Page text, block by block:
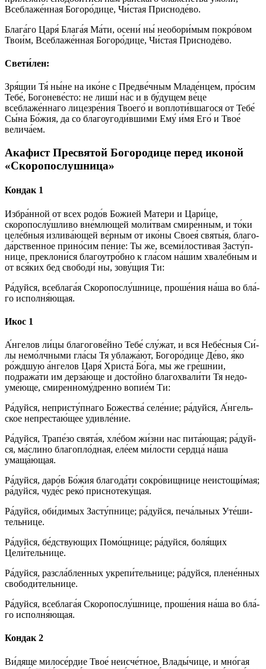
Всеблаже́нная Богоро́дице, Чи́стая Присноде́во.
Блага́го Царя́ Блага́я Ма́ти, осени́ ны́ необори́мым покро́вом
Твои́м, Всеблаже́нная Богоро́дице, Чи́стая Присноде́во.
Свети́лен:
Зря́щии Тя́ ны́не на ико́не с Предве́чным Младе́нцем, про́сим
Тебе́, Богоневе́сто: не лиши́ на́с и в бу́дущем ве́це
всеблаже́ннаго лицезре́ния Твоего́ и воплоти́вшагося от Тебе́
Сы́на Бо́жия, да со благоугоди́вшими Ему́ и́мя Его́ и Твое́
велича́ем.
Акафист Пресвятой Богородице перед иконой
«Скоропослушница»
Кондак 1
Из­бра́н­ной от всех ро­до́в Бо­жией Ма­те­ри и Ца­ри́­це,
скоропослу́шливо вне́млющей моли́твам сми­ре́н­ным, и то́­ки
це­ле́б­ныя излива́ющей ве́р­ным от ико́­ны Своея́ свя­ты́я, бла­го­
да́р­ствен­ное при­но́­сим пе́­ние: Ты же, все­ми́­лос­ти­вая За­сту́п­
ни­це, преклони́ся бла­го­утро́б­но к гла́сом на́­шим хвале́бным и
от вся́­ких бед сво­боди́ ны, зову́щия Ти:
Ра́­дуй­ся, всеблага́я Скоропослу́шнице, про­ше́­ния на́­ша во бла́­
го исполня́ющая.
Икос 1
А́н­ге­лов ли́­цы бла­го­го­ве́й­но Те­бе́ слу́жат, и вся Не­бе́с­ныя Си́­
лы немо́лчными гла́сы Тя ублажа́ют, Бо­го­ро́­ди­це Де́­во, я́ко
ро́ждшую а́н­ге­лов Ца­ря́ Хри­ста́ Бо́­га, мы же гре́ш­нии,
подража́ти им дерза́юще и досто́йно бла­го­хва­ли́ти Тя не­до­
уме́ю­ще, сми­рен­но­му́д­рен­но во­пи­е́м Ти:
Ра́­дуй­ся, непристу́пнаго Бо­же­ства́ се­ле́­ние; ра́­дуй­ся, А́н­гель­
ское непрестаю́щее удив­ле́­ние.
Ра́­дуй­ся, Трапе́зо свя­та́я, хле́бом жи́з­ни нас пита́ющая; ра́­дуй­
ся, ма́слино благопло́дная, еле́ем ми́­лос­ти серд­ца́ на́­ша
умаща́ющая.
Ра́­дуй­ся, да­ро́в Бо́­жия бла­го­да́­ти сокро́вищнице неистощи́мая;
ра́­дуй­ся, чу­де́с ре­ко́ приснотеку́щая.
Ра́­дуй­ся, оби́­ди­мых За­сту́п­ни­це; ра́­дуй­ся, пе­ча́ль­ных Уте́­ши­
тель­ни­це.
Ра́­дуй­ся, бе́дствующих По­мо́щ­ни­це; ра́­дуй­ся, бо­ля́­щих
Цели́тельнице.
Ра́­дуй­ся, разсла́бленных укрепи́тельнице; ра́­дуй­ся, плене́нных
свободи́тельнице.
Ра́­дуй­ся, всеблага́я Скоропослу́шнице, про­ше́­ния на́­ша во бла́­
го исполня́ющая.
Кондак 2
Ви́­дя­ще ми­ло­се́р­дие Твое́ не­ис­че́т­ное, Вла­ды́­чи­це, и мно́гая